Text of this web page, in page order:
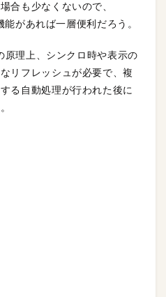
合も少なくないので、
があれば一層便利だろう。
理上、シンクロ時や表示の
リフレッシュが必要で、複
る自動処理が行われた後に